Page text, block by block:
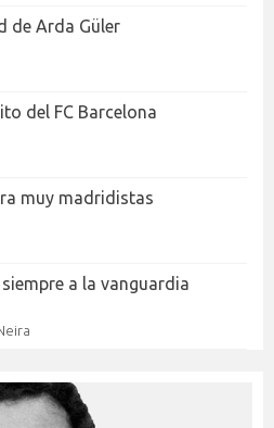
de Arda Güler
del FC Barcelona
muy madridistas
a la vanguardia